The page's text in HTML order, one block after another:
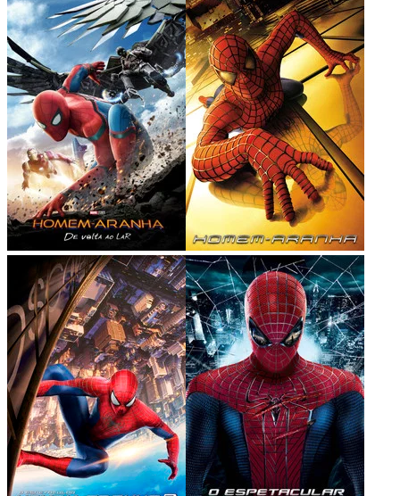
Publicidade
Destaque
sua Marca
Anuncie no portal mais lido deCBN Amazôniae região.
Falar com Consultor
Publicidade Anuncie Aqui